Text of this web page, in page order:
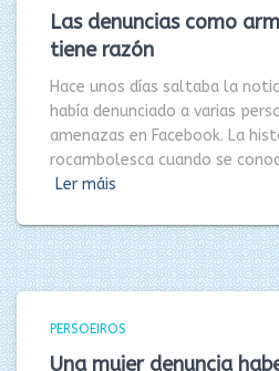
Las denuncias como
tiene razón
Hace unos días saltaba la
había denunciado a varias
amenazas en Facebook. La
rocambolesca cuando se
Ler máis
PERSOEIROS
Una mujer denuncia